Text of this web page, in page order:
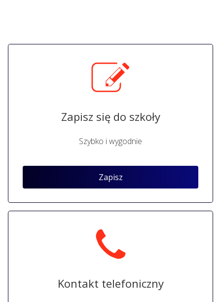
Zapisz się do szkoły
Szybko i wygodnie
Zapisz
Kontakt telefoniczny